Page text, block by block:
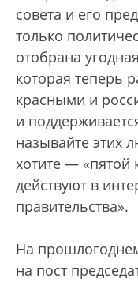
совета и его
только
отобрана
которая теперь
красными и
и
называйте этих
хотите — «пятой
действуют в
правительства».
На
на пост